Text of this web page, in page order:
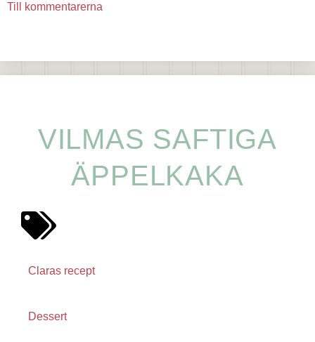
Till kommentarerna
VILMAS SAFTIGA
ÄPPELKAKA
Claras recept
Dessert